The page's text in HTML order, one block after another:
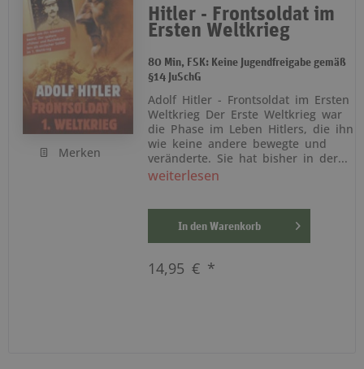
Merken
Hitler - Frontsoldat im
Ersten Weltkrieg
80 Min, FSK: Keine Jugendfreigabe gemäß
§14 JuSchG
Adolf Hitler - Frontsoldat im Ersten
Weltkrieg Der Erste Weltkrieg war
die Phase im Leben Hitlers, die ihn
wie keine andere bewegte und
veränderte. Sie hat bisher in der...
weiterlesen
In den Warenkorb
14,95 € *